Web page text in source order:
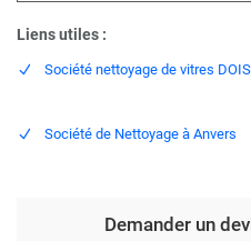
Liens utiles :
Société nettoyage de vitres
Société de Nettoyage à Anvers
Demander un